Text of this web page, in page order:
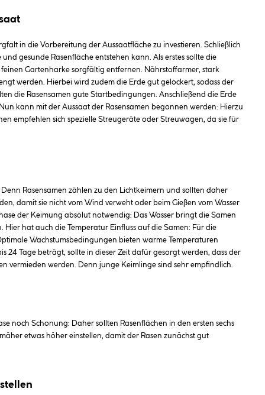
in die Vorbereitung der Aussaatfläche zu investieren. Schließlich
gesunde Rasenfläche entstehen kann. Als erstes sollte die
Gartenharke sorgfältig entfernen. Nährstoffarmer, stark
werden. Hierbei wird zudem die Erde gut gelockert, sodass der
die Rasensamen gute Startbedingungen. Anschließend die Erde
kann mit der Aussaat der Rasensamen begonnen werden: Hierzu
empfehlen sich spezielle Streugeräte oder Streuwagen, da sie für
Rasensamen zählen zu den Lichtkeimern und sollten daher
damit sie nicht vom Wind verweht oder beim Gießen vom Wasser
der Keimung absolut notwendig: Das Wasser bringt die Samen
hat auch die Temperatur Einfluss auf die Samen: Für die
Wachstumsbedingungen bieten warme Temperaturen
24 Tage beträgt, sollte in dieser Zeit dafür gesorgt werden, dass der
vermieden werden. Denn junge Keimlinge sind sehr empfindlich.
noch Schonung: Daher sollten Rasenflächen in den ersten sechs
etwas höher einstellen, damit der Rasen zunächst gut